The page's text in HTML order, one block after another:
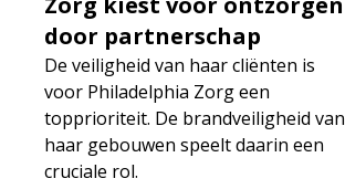
door partnerschap
De veiligheid van haar cliënten is
voor Philadelphia Zorg een
topprioriteit. De brandveiligheid van
haar gebouwen speelt daarin een
cruciale rol.